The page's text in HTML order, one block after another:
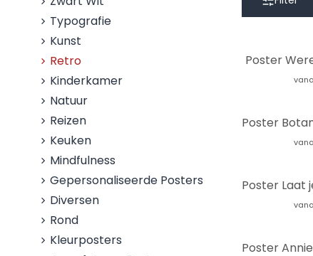
Typografie
Kunst
Retro
Kinderkamer
Natuur
Reizen
Keuken
Mindfulness
Gepersonaliseerde Posters
Diversen
Rond
Kleurposters
Poster